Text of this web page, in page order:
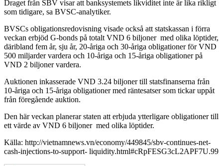
Draget från SBV visar att banksystemets likviditet inte är lika rikligt
som tidigare, sa BVSC-analytiker.
BVSCs obligationsredovisning visade också att statskassan i förra
veckan erbjöd G-bonds på totalt VND 6 biljoner med olika löptider,
däribland fem år, sju år, 20-åriga och 30-åriga obligationer för VND
500 miljarder vardera och 10-åriga och 15-åriga obligationer på
VND 2 biljoner vardera.
Auktionen inkasserade VND 3.24 biljoner till statsfinanserna från
10-åriga och 15-åriga obligationer med räntesatser som tickar uppåt
från föregående auktion.
Den här veckan planerar staten att erbjuda ytterligare obligationer till
ett värde av VND 6 biljoner med olika löptider.
Källa: http://vietnamnews.vn/economy/449845/sbv-continues-net-
cash-injections-to-support- liquidity.html#cRpFESG3cL2APF7U.99